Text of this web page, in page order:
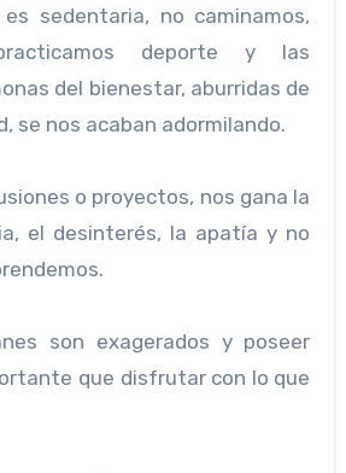
sedentaria, no caminamos,
deporte y las
del bienestar, aburridas de
se nos acaban adormilando.
o proyectos, nos gana la
el desinterés, la apatía y no
son exagerados y poseer
que disfrutar con lo que